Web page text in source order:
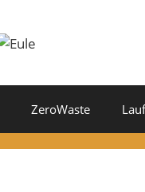
ZeroWaste